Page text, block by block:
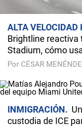
ALTA VELOCIDAD
Brightline reactiva
Stadium, cómo
Por CÉSAR
INMIGRACIÓN
custodia de ICE